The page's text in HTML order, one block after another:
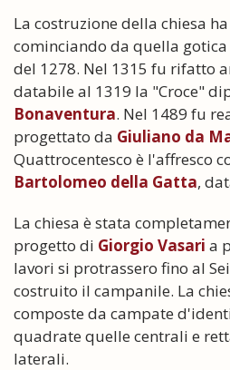
La costruzione della chiesa
cominciando da quella
del 1278. Nel 1315 fu rifatto
databile al 1319 la "Croce"
Bonaventura. Nel 1489 fu
progettato da Giuliano da
Quattrocentesco è l'affresco
Bartolomeo della Gatta,
La chiesa è stata
progetto di Giorgio Vasari a
lavori si protrassero fino al
costruito il campanile. La
composte da campate
quadrate quelle centrali e
laterali.